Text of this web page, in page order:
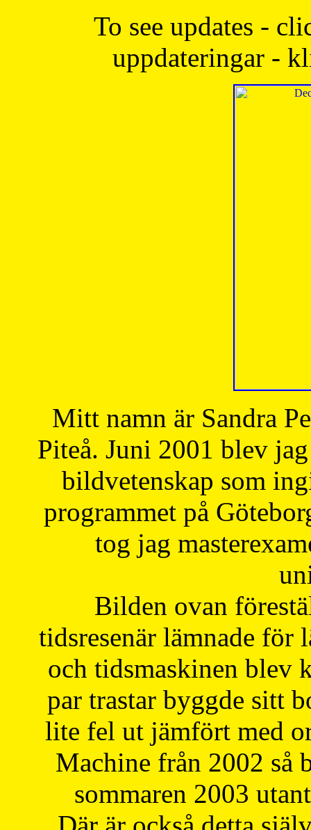
To see updates -
uppdateringar -
Mitt namn är Sandra
Piteå. Juni 2001 blev
bildvetenskap som
programmet på
tog jag
Bilden ovan
tidsresenär lämnade för
och tidsmaskinen blev
par trastar byggde sitt
lite fel ut jämfört med
Machine från 2002 så
sommaren 2003